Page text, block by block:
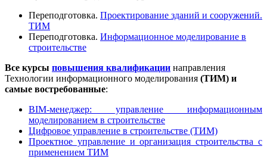
Переподготовка. Проектирование зданий и сооружений.
ТИМ
Переподготовка. Информационное моделирование в
строительстве
Все курсы повышения квалификации направления
Технологии информационного моделирования (ТИМ) и
самые востребованные:
BIM-менеджер: управление информационным
моделированием в строительстве
Цифровое управление в строительстве (ТИМ)
Проектное управление и организация строительства с
применением ТИМ